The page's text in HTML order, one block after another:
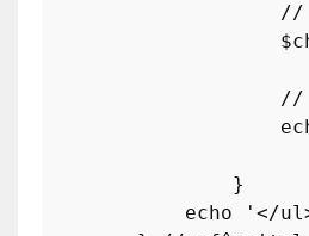
//
//
                }
echo
'</